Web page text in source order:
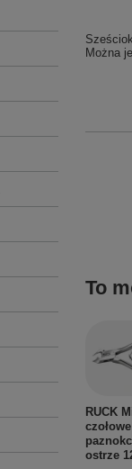
Można
To
RUCK
ostrze